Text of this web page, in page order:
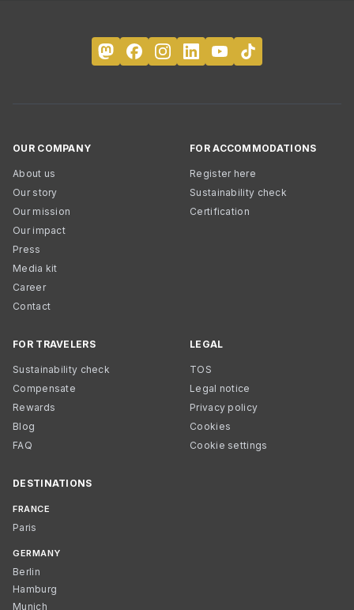
OUR COMPANY
About us
Our story
Our mission
Our impact
Press
Media kit
Career
Contact
FOR ACCOMMODATIONS
Register here
Sustainability check
Certification
FOR TRAVELERS
Sustainability check
Compensate
Rewards
Blog
FAQ
LEGAL
TOS
Legal notice
Privacy policy
Cookies
Cookie settings
DESTINATIONS
FRANCE
Paris
GERMANY
Berlin
Hamburg
Munich